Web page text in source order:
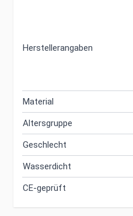
Herstellerangaben
Material
Altersgruppe
Geschlecht
Wasserdicht
CE-geprüft